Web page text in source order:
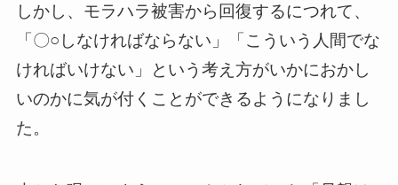
しかし、モラハラ被害から回復するにつれて、
「〇○しなければならない」「こういう人間でな
ければいけない」という考え方がいかにおかし
いのかに気が付くことができるようになりまし
た。